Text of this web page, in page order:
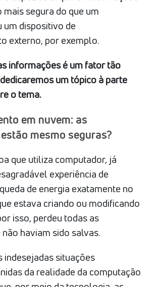
segura do que um
dispositivo de
externo, por exemplo.
informações é um fator tão
um tópico à parte
o tema.
em nuvem: as
mesmo seguras?
que utiliza computador, já
experiência de
de energia exatamente no
estava criando ou modificando
isso, perdeu todas as
haviam sido salvas.
indesejadas situações
da realidade da computação